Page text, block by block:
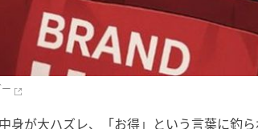
中身が大ハズレ、「お得」という言葉に